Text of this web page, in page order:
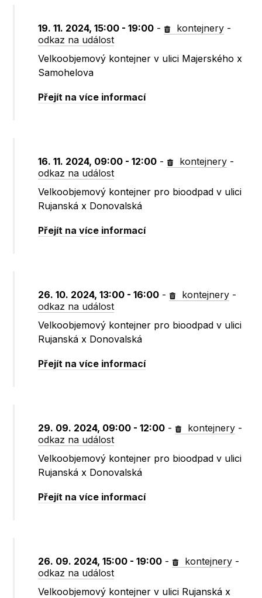
19. 11. 2024, 15:00 - 19:00 - kontejnery -
odkaz na událost
Velkoobjemový kontejner v ulici Majerského x
Samohelova
Přejít na více informací
16. 11. 2024, 09:00 - 12:00 - kontejnery -
odkaz na událost
Velkoobjemový kontejner pro bioodpad v ulici
Rujanská x Donovalská
Přejít na více informací
26. 10. 2024, 13:00 - 16:00 - kontejnery -
odkaz na událost
Velkoobjemový kontejner pro bioodpad v ulici
Rujanská x Donovalská
Přejít na více informací
29. 09. 2024, 09:00 - 12:00 - kontejnery -
odkaz na událost
Velkoobjemový kontejner pro bioodpad v ulici
Rujanská x Donovalská
Přejít na více informací
26. 09. 2024, 15:00 - 19:00 - kontejnery -
odkaz na událost
Velkoobjemový kontejner v ulici Rujanská x